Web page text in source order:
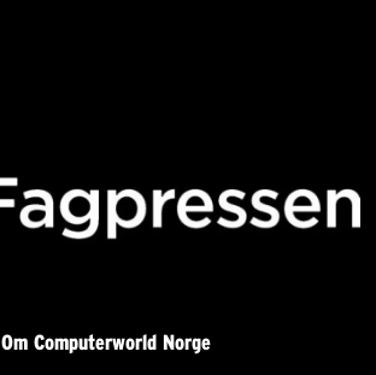
Om Computerworld Norge